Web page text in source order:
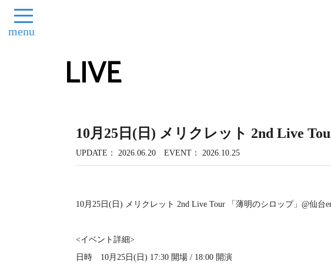
menu
LIVE
10月25日(日) メリクレット 2nd Live
UPDATE 2026.06.20 EVENT 2026.10.25
10月25日(日) メリクレット 2nd Live Tour 「薄明のシロップ」@仙台
<イベント詳細>
日時 10月25日(日) 17:30 開場 / 18:00 開演